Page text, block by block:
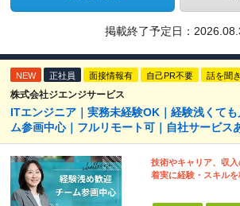
掲載終了予定日：
NEW 正社員 面接情報有 自己PR不要 話を聞
株式会社ジエンジサービス
ITエンジニア｜実務未経験OK｜経験浅くて
ム参画中心｜フルリモート可｜自社サービス
技術やキャリア、収
着実に経験・スキルを